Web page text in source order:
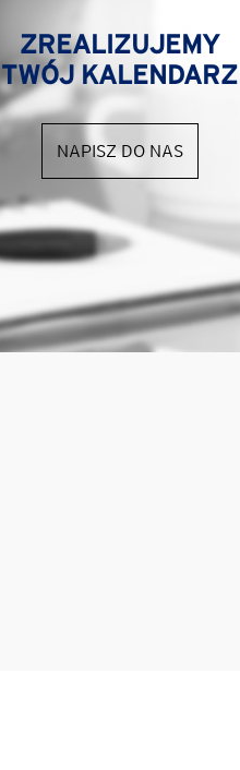
ZREALIZUJEMY
TWÓJ KALENDARZ
NAPISZ DO NAS